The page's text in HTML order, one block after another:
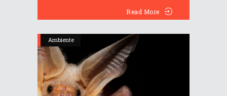
Read More
Ambiente